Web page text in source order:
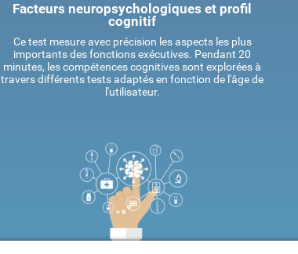
Facteurs neuropsychologiques et profil
cognitif
Ce test mesure avec précision les aspects les plus
importants des fonctions exécutives. Pendant 20
minutes, les compétences cognitives sont explorées à
travers différents tests adaptés en fonction de l'âge de
l'utilisateur.